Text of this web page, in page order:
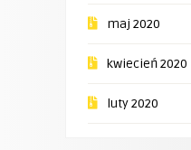
maj 2020
kwiecień 2020
luty 2020